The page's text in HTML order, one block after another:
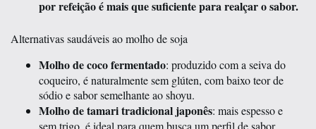
por refeição é mais que suficiente para realçar o sabor.
Alternativas saudáveis ao molho de soja
Molho de coco fermentado: produzido com a seiva do
coqueiro, é naturalmente sem glúten, com baixo teor de
sódio e sabor semelhante ao shoyu.
Molho de tamari tradicional japonês: mais espesso e
sem trigo, é ideal para quem busca um perfil de sabor